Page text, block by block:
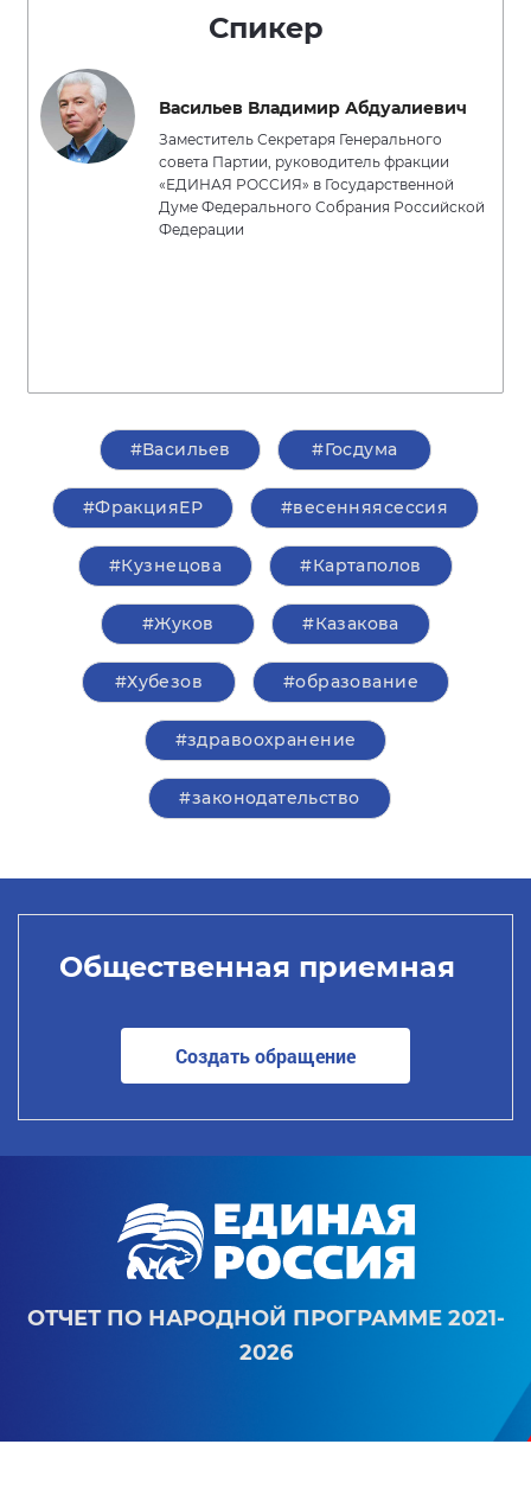
Спикер
Васильев Владимир Абдуалиевич
Заместитель Секретаря Генерального
совета Партии, руководитель фракции
«ЕДИНАЯ РОССИЯ» в Государственной
Думе Федерального Собрания Российской
Федерации
#Васильев #Госдума
#ФракцияЕР #весенняясессия
#Кузнецова #Картаполов
#Жуков #Казакова
#Хубезов #образование
#здравоохранение
#законодательство
Общественная приемная
Создать обращение
ОТЧЕТ ПО НАРОДНОЙ ПРОГРАММЕ 2021-
2026